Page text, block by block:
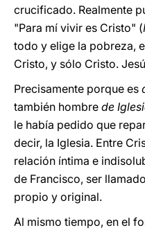
crucificado. Realmente
"Para mí vivir es Cristo" (
todo y elige la pobreza,
Cristo, y sólo Cristo.
Precisamente porque es
también hombre de
le había pedido que
decir, la Iglesia. Entre
relación íntima e
de Francisco, ser
propio y original.
Al mismo tiempo, en el